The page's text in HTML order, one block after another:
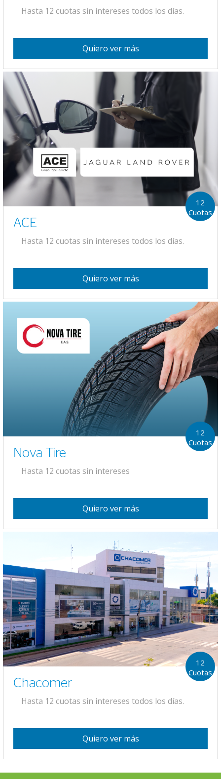
Hasta 12 cuotas sin intereses todos los días.
Quiero ver más
12
Cuotas
ACE
Hasta 12 cuotas sin intereses todos los días.
Quiero ver más
12
Cuotas
Nova Tire
Hasta 12 cuotas sin intereses
Quiero ver más
12
Cuotas
Chacomer
Hasta 12 cuotas sin intereses todos los días.
Quiero ver más